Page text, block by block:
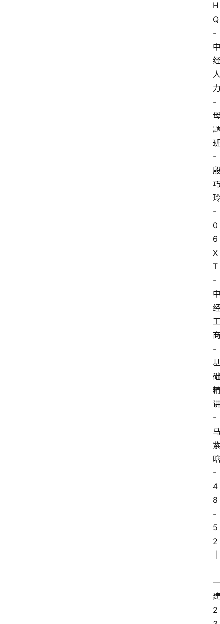
H
Q
-
中
经
人
力
-
母
题
班
-
殷
巧
玲
-
0
6
X
T
-
中
经
工
商
-
基
础
精
讲
-
马
紫
晗
-
4
8
-
5
2
├
─
一
建
2